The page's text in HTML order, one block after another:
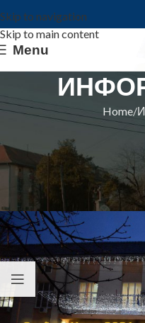
Skip to navigation
Skip to main content
Menu
Home
ИЗ
Општина Ковин